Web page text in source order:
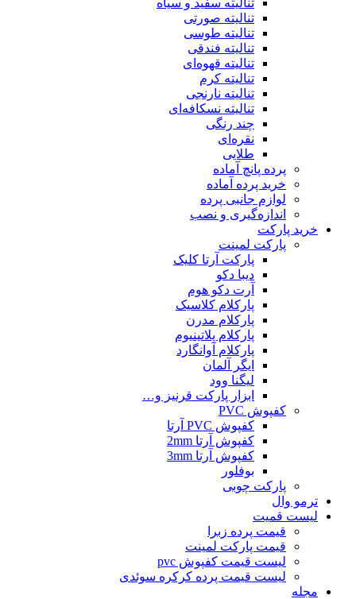
تنالیته صورتی
تنالیته طوسی
تنالیته فندقی
تنالیته قهوه‌ای
تنالیته کرم
تنالیته نارنجی
تنالیته نسکافه‌ای
چند رنگی
نقره‌ای
طلایی
پرده پانچ آماده
خرید پرده آماده
لوازم جانبی پرده
اندازه‌گیری و نصب
خرید پارکت
پارکت لمینت
پارکت آرتا کلیک
دیبا دکو
آرت دکو هوم
پارکلام کلاسیک
پارکلام مدرن
پارکلام پلاتینیوم
پارکلام آوانگارد
ایگر آلمان
لیگنا وود
ابزار پارکت قرنیز و…
کفپوش PVC
کفپوش PVC آرتا
کفپوش آرتا 2mm
کفپوش آرتا 3mm
بوفلور
پارکت چوبی
ترمو وال
لیست قمیت
قیمت پرده زبرا
قیمت پارکت لمینت
لیست قیمت کفپوش pvc
لیست قیمت پرده کرکره سوئدی
مجله